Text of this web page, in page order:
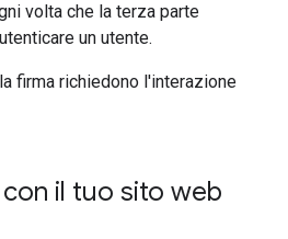
volta che la terza parte
un utente.
firma richiedono l'interazione
il tuo sito web